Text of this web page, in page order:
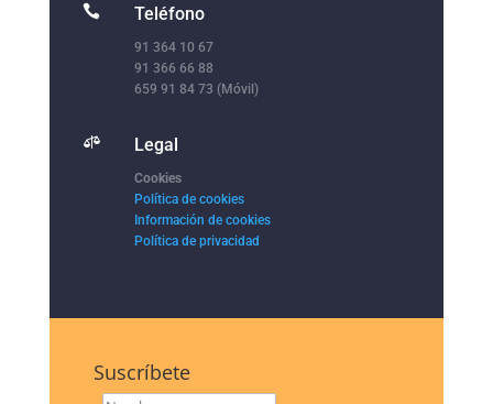
 Teléfono
91 364 10 67
91 366 66 88
659 91 84 73 (Móvil)
 Legal
Cookies
Política de cookies
Información de cookies
Política de privacidad
Suscríbete